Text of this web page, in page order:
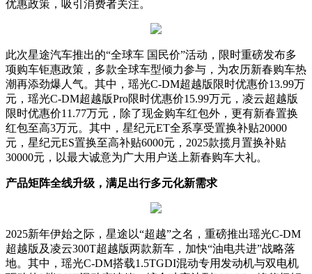
优惠政策，吸引消费者关注。
此次星途汽车推出的“全球车 国民价”活动，限时重磅发布多
项购车钜惠政策，多款全球车型倾力参与，为农历新春购车热
潮再添劲爆人气。其中，瑶光C-DM超越版限时优惠价13.99万
元，瑶光C-DM超越版Pro限时优惠价15.99万元，凌云超越版
限时优惠价11.77万元，除了现金购车红包外，更有新春置换
红包至高3万元。其中，星纪元ET全系享受置换补贴20000
元，星纪元ES置换至高补贴6000元，2025款揽月置换补贴
30000元，以最大诚意为广大用户送上新春购车大礼。
产品矩阵全线升级，满足出行多元化新需求
2025新年伊始之际，星途以“超越”之名，重磅推出瑶光C-DM
超越版及凌云300T超越版两款新车，加快“油电共进”战略落
地。其中，瑶光C-DM搭载1.5TGDI混动专用发动机与双电机